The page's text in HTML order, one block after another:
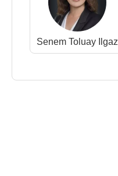
Senem Toluay Ilgaz